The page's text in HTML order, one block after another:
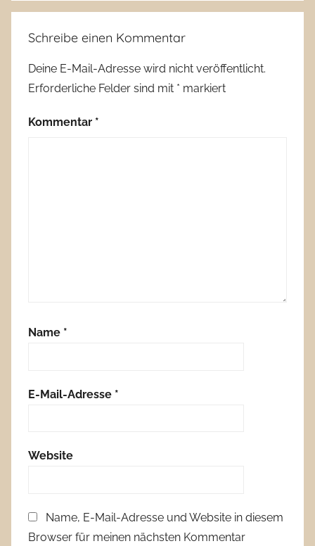
Schreibe einen Kommentar
Deine E-Mail-Adresse wird nicht veröffentlicht.
Erforderliche Felder sind mit * markiert
Kommentar *
Name *
E-Mail-Adresse *
Website
Name, E-Mail-Adresse und Website in diesem
Browser für meinen nächsten Kommentar